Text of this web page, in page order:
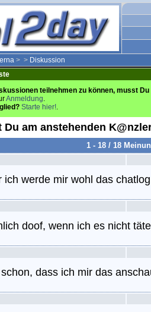
> > Diskussion
teilnehmen zu können, musst
Anmeldung.
Starte hier!.
Du am anstehenden
1 - 18 / 18
ich werde mir wohl das
doof, wenn ich es nicht
dass ich mir das